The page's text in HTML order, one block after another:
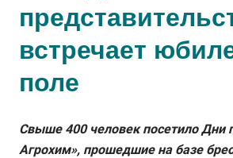
встречает
поле
Свыше 400 человек посетило Дни
Агрохим», прошедшие на базе